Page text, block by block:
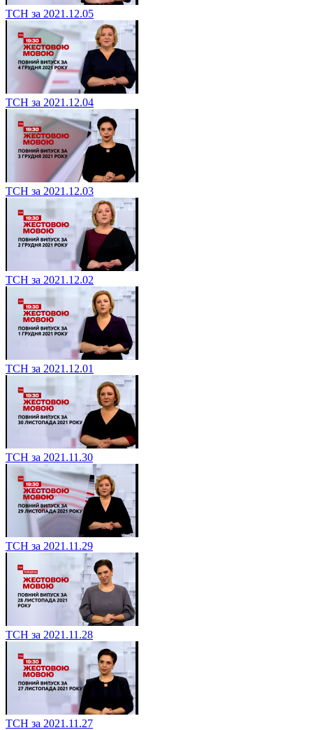
ТСН за 2021.12.05
ТСН за 2021.12.04
ТСН за 2021.12.03
ТСН за 2021.12.02
ТСН за 2021.12.01
ТСН за 2021.11.30
ТСН за 2021.11.29
ТСН за 2021.11.28
ТСН за 2021.11.27